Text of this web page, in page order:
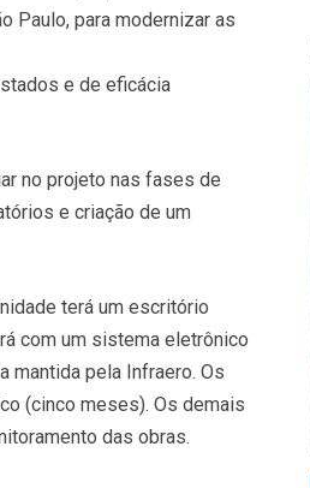
Paulo, para modernizar as
e de eficácia
no projeto nas fases de
e criação de um
terá um escritório
com um sistema eletrônico
mantida pela Infraero. Os
(cinco meses). Os demais
das obras.